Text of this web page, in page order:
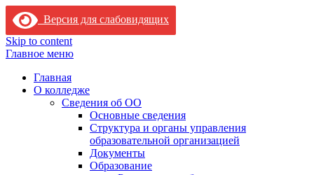
Версия для слабовидящих
Skip to content
Главное меню
Главная
О колледже
Сведения об ОО
Основные сведения
Структура и органы управления
образовательной организацией
Документы
Образование